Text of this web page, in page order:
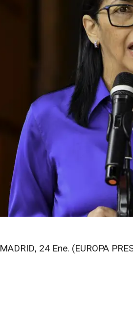
MADRID, 24 Ene. (EUROPA